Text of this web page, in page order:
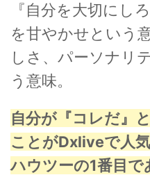
『自分を大切にし
を甘やかせという
しさ、パーソナリ
う意味。
自分が『コレだ』
ことがDxliveで人
ハウツーの1番目で